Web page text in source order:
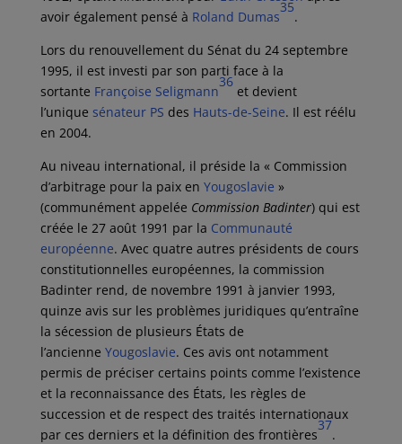
avoir également pensé à Roland Dumas
35
.
Lors du renouvellement du Sénat du 24 septembre
1995, il est investi par son parti face à la
sortante Françoise Seligmann
36
et devient
l’unique sénateur PS des Hauts-de-Seine. Il est réélu
en 2004.
Au niveau international, il préside la « Commission
d’arbitrage pour la paix en Yougoslavie »
(communément appelée Commission Badinter) qui est
créée le 27 août 1991 par la Communauté
européenne. Avec quatre autres présidents de cours
constitutionnelles européennes, la commission
Badinter rend, de novembre 1991 à janvier 1993,
quinze avis sur les problèmes juridiques qu’entraîne
la sécession de plusieurs États de
l’ancienne Yougoslavie. Ces avis ont notamment
permis de préciser certains points comme l’existence
et la reconnaissance des États, les règles de
succession et de respect des traités internationaux
par ces derniers et la définition des frontières
37
.